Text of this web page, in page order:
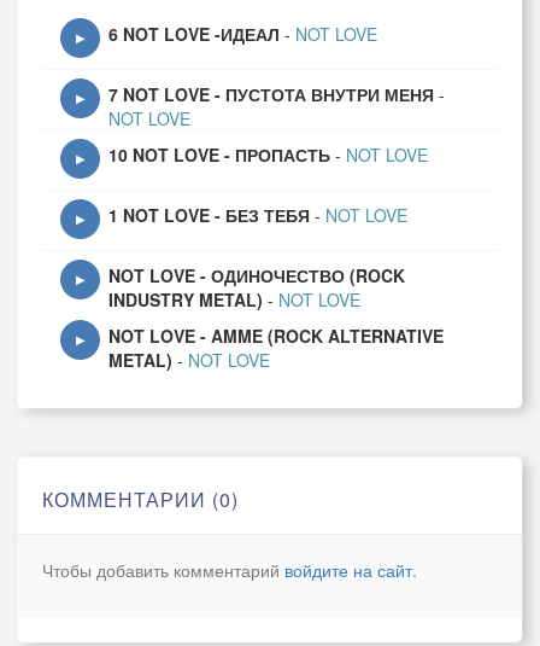
▶ 6 NOT LOVE -ИДЕАЛ - NOT LOVE
▶ 7 NOT LOVE - ПУСТОТА ВНУТРИ МЕНЯ -
NOT LOVE
▶ 10 NOT LOVE - ПРОПАСТЬ - NOT LOVE
▶ 1 NOT LOVE - БЕЗ ТЕБЯ - NOT LOVE
▶
NOT LOVE - ОДИНОЧЕСТВО (ROCK
INDUSTRY METAL) - NOT LOVE
▶
NOT LOVE - AMME (ROCK ALTERNATIVE
METAL) - NOT LOVE
КОММЕНТАРИИ (0)
Чтобы добавить комментарий войдите на сайт.